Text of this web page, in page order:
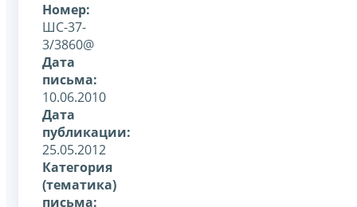
Номер:
ШС-37-
3/3860@
Дата
письма:
10.06.2010
Дата
публикации:
25.05.2012
Категория
(тематика)
письма: